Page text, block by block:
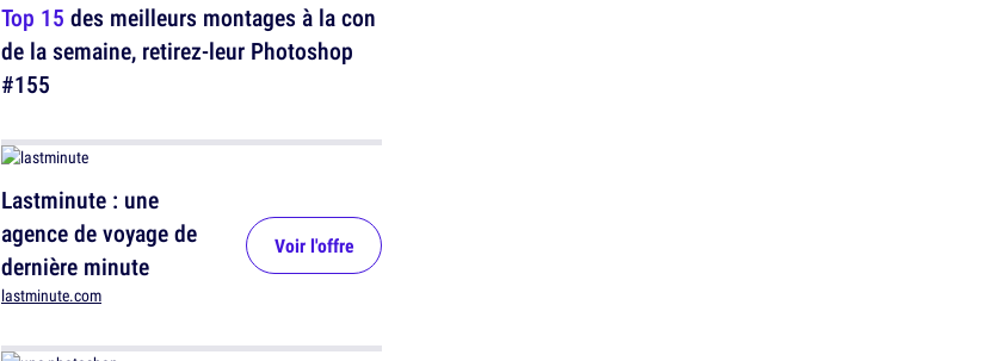
Top 15 des meilleurs montages à la con
de la semaine, retirez-leur Photoshop
#155
Lastminute : une
agence de voyage de
dernière minute
lastminute.com
Voir l'offre